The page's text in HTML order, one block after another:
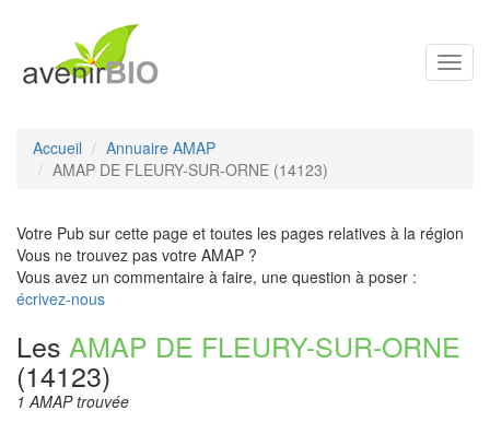
Accueil
Annuaire AMAP
AMAP DE FLEURY-SUR-ORNE (14123)
Votre Pub sur cette page et toutes les pages relatives à la région
Vous ne trouvez pas votre AMAP ?
Vous avez un commentaire à faire, une question à poser :
écrivez-nous
Les AMAP DE FLEURY-SUR-ORNE
(14123)
1 AMAP trouvée